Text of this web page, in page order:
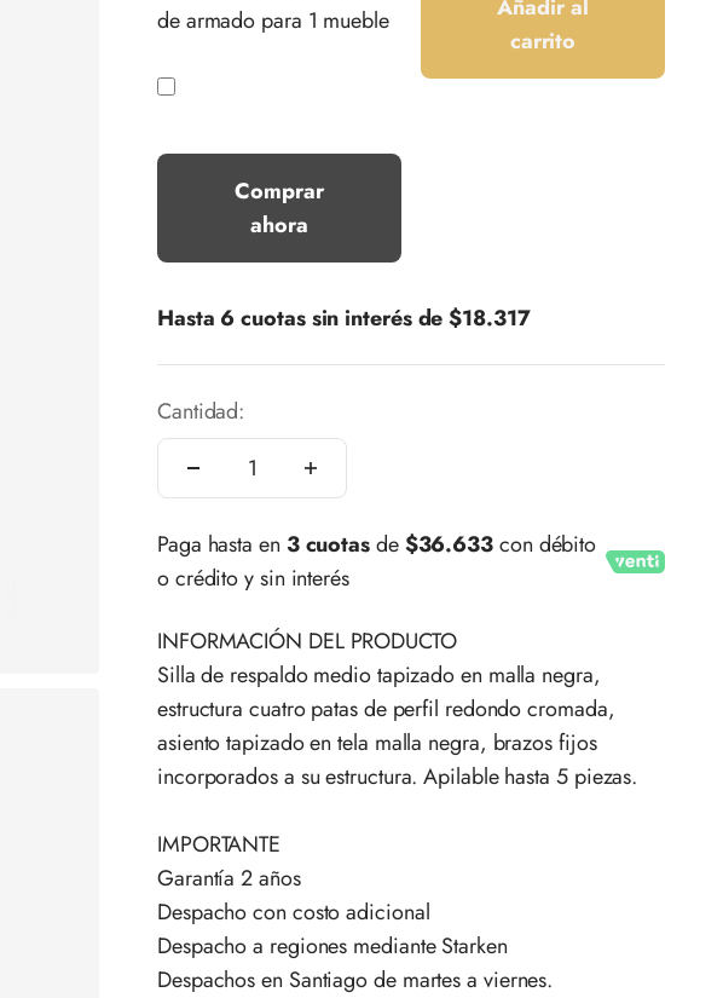
de armado para 1 mueble
Añadir al
carrito
Comprar
ahora
Hasta 6 cuotas sin interés de$18.317
Cantidad:
Paga hasta en 3 cuotasde$36.633con débito
o crédito y sin interés
INFORMACIÓN DEL PRODUCTO
Silla de respaldo medio tapizado en malla negra,
estructura cuatro patas de perfil redondo cromada,
asiento tapizado en tela malla negra, brazos fijos
incorporados a su estructura. Apilable hasta 5 piezas.
IMPORTANTE
Garantía 2 años
Despacho con costo adicional
Despacho a regiones mediante Starken
Despachos en Santiago de martes a viernes.